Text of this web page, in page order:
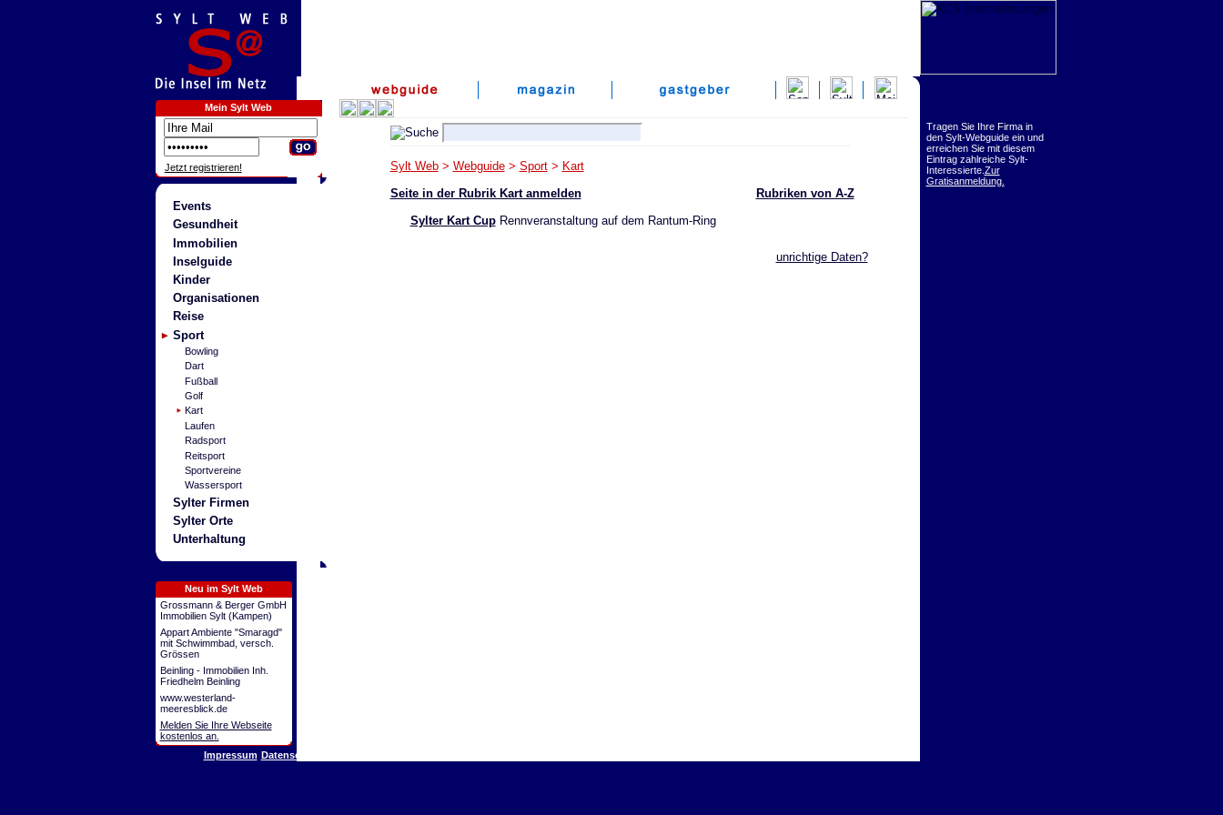
Mein Sylt Web
Jetzt registrieren!
Events
Gesundheit
Immobilien
Inselguide
Kinder
Organisationen
Reise
Sport
Bowling
Dart
Fußball
Golf
Kart
Laufen
Radsport
Reitsport
Sportvereine
Wassersport
Sylter Firmen
Sylter Orte
Unterhaltung
Neu im Sylt Web
Grossmann & Berger GmbH
Immobilien Sylt (Kampen)
Appart Ambiente "Smaragd"
mit Schwimmbad, versch.
Grössen
Beinling - Immobilien Inh.
Friedhelm Beinling
www.westerland-
meeresblick.de
Melden Sie Ihre Webseite
kostenlos an.
Impressum Datenschutz
Sylt Web> Webguide> Sport> Kart
Rubriken von A-Z
Seite in der Rubrik Kart anmelden
Sylter Kart CupRennveranstaltung auf dem Rantum-Ring
unrichtige Daten?
Tragen Sie Ihre Firma in
den Sylt-Webguide ein und
erreichen Sie mit diesem
Eintrag zahlreiche Sylt-
Interessierte. Zur
Gratisanmeldung.